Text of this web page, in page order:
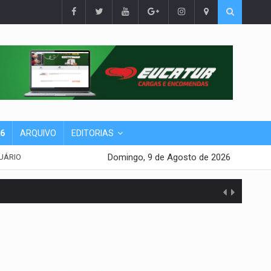
ARQUIVO EDITORIAS
Domingo, 9 de Agosto de 2026